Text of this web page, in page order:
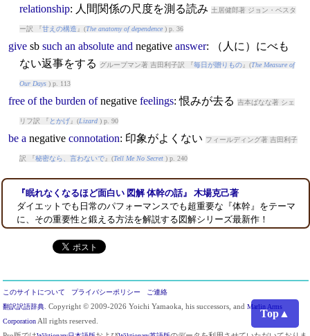
Top▲
relationship: 人間関係の尺度を測る読み 土居健郎著 ジョン・ベスタ
ー訳 『甘えの構造 』(The anatomy of dependence) p. 36
givesb such an absolute and negative answer: （人に）にべも
ない返事をする
グループマン著 吉田利子訳 『毎日が贈りもの』(The Measure of
Our Days) p. 113
free of the burden of negative feelings: 恨みが去る 吉本ばなな著 シェ
リフ訳 『 とかげ』(Lizard) p. 90
be a negative connotation: 印象がよくない フィールディング著 吉田利子
訳 『秘密なら、言わないで』(Tell Me No Secret) p. 240
『眠れなくなるほど面白い 図解 体幹の話』 木場克己著
ダイエットでも日常のパフォーマンスでも超重要な『体幹』をテーマ
に、その重要性と鍛える方法を解説する図解シリーズ最新作！
このサイトについて プライバシーポリシー
ご連絡
翻訳訳語辞典 . Copyright © 2009-2026 Yoichi Yamaoka, his successors, and Marlin Arms
Corporation All rights reserved.